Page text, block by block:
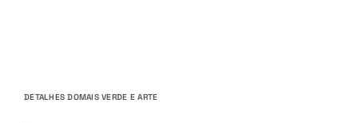
DETALHES DOMAIS VERDE E ARTE